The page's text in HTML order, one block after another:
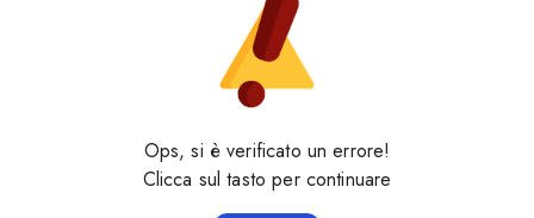
Ops, si è verificato un errore!
Clicca sul tasto per continuare